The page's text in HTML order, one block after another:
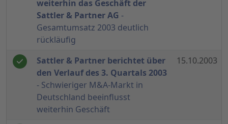
weiterhin das Geschäft der
Sattler & Partner AG -
Gesamtumsatz 2003 deutlich
rückläufig
Sattler & Partner berichtet über
den Verlauf des 3. Quartals 2003
- Schwieriger M&A-Markt in
Deutschland beeinflusst
weiterhin Geschäft
15.10.2003